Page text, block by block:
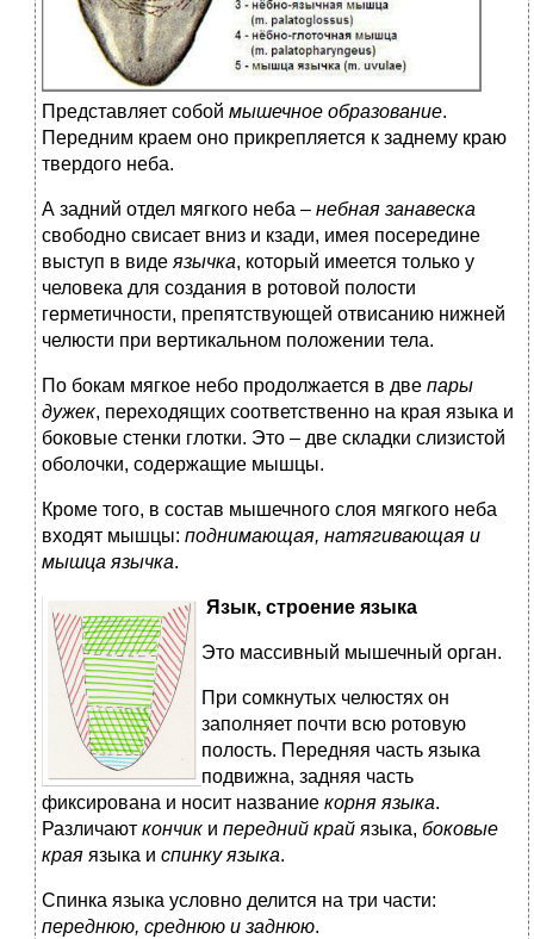
Представляет собой мышечное образование.
Передним краем оно прикрепляется к заднему краю
твердого неба.
А задний отдел мягкого неба – небная занавеска
свободно свисает вниз и кзади, имея посередине
выступ в виде язычка, который имеется только у
человека для создания в ротовой полости
герметичности, препятствующей отвисанию нижней
челюсти при вертикальном положении тела.
По бокам мягкое небо продолжается в две пары
дужек, переходящих соответственно на края языка и
боковые стенки глотки. Это – две складки слизистой
оболочки, содержащие мышцы.
Кроме того, в состав мышечного слоя мягкого неба
входят мышцы: поднимающая, натягивающая и
мышца язычка.
Язык, строение языка
Это массивный мышечный орган.
При сомкнутых челюстях он
заполняет почти всю ротовую
полость. Передняя часть языка
подвижна, задняя часть
фиксирована и носит название корня языка.
Различают кончик и передний край языка, боковые
края языка и спинку языка.
Спинка языка условно делится на три части:
переднюю, среднюю и заднюю.